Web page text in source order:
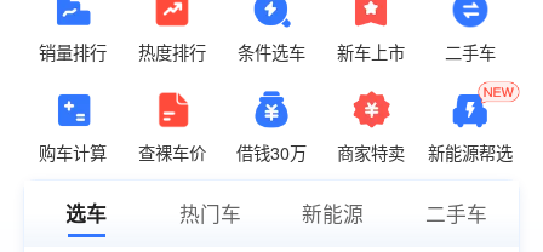
销量排行 热度排行 条件选车 新车上市 二手车
购车计算 查裸车价 借钱30万 商家特卖 新能源帮选
选车 热门车 新能源 二手车